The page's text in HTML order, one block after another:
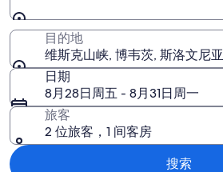
目的地
维斯克山峡, 博韦茨, 斯洛文尼亚
日期
8月28日周五 - 8月31日周一
旅客
2 位旅客，1 间客房
搜索